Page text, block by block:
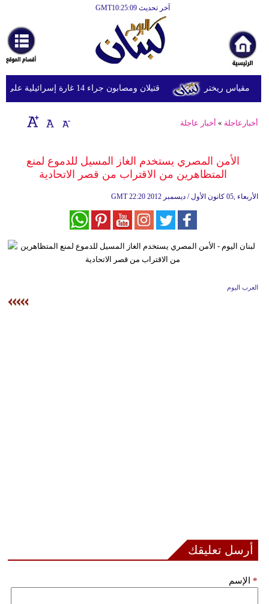
آخر تحديث GMT10:25:09
أخبارعاجلة
رياضة
ثقافة
إقتصاد
وموسيقى
ديكور
قتيلان ومصابون جراء 14 غارة إسرائيلية على شرق وجنوب لبنان
أخبارعاجلة » أخبار عاجلة
الأمن المصري يستخدم الغاز المسيل للدموع لمنع
المتظاهرين من الاقتراب من قصر الاتحادية
GMT 22:20 2012 الأربعاء ,05 كانون الأول / ديسمبر
العرب اليوم
أرسل تعليقك
الإسم *